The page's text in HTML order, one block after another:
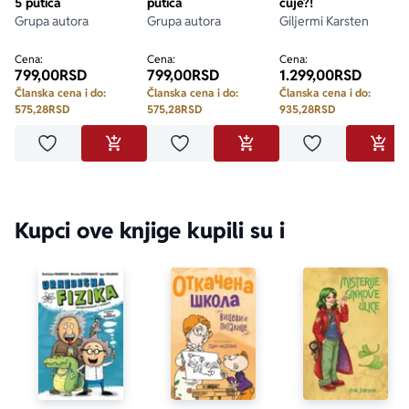
Grupa autora
Cena:
799,00RSD
Članska cena i do:
575,28RSD
Dodaj u omiljeneDODAJ U KORPU
Grupa autora
Cena:
799,00RSD
Članska cena i do:
575,28RSD
Dodaj u omiljeneDODAJ U KORPU
Giljermi Karsten
Cena:
1.299,00RSD
Članska cena i do:
935,28RSD
Dodaj u
Kupci ove knjige kupili su i